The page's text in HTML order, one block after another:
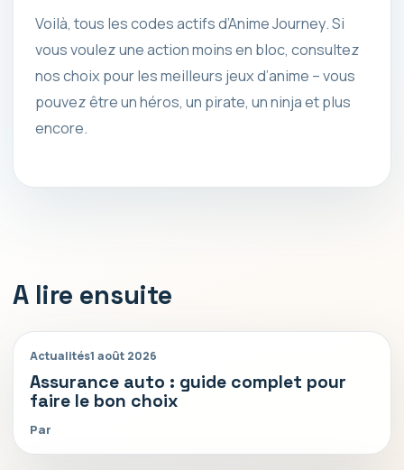
Voilà, tous les codes actifs d’Anime Journey. Si
vous voulez une action moins en bloc, consultez
nos choix pour les meilleurs jeux d’anime – vous
pouvez être un héros, un pirate, un ninja et plus
encore.
A lire ensuite
Actualités1 août 2026
Assurance auto : guide complet pour
faire le bon choix
Par